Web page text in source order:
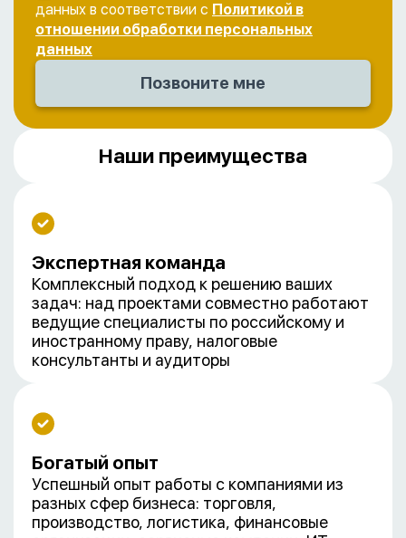
данных в соответствии с Политикой в
отношении обработки персональных
данных
Наши преимущества
Экспертная команда
Комплексный подход к решению ваших
задач: над проектами совместно работают
ведущие специалисты по российскому и
иностранному праву, налоговые
консультанты и аудиторы
Богатый опыт
Успешный опыт работы с компаниями из
разных сфер бизнеса: торговля,
производство, логистика, финансовые